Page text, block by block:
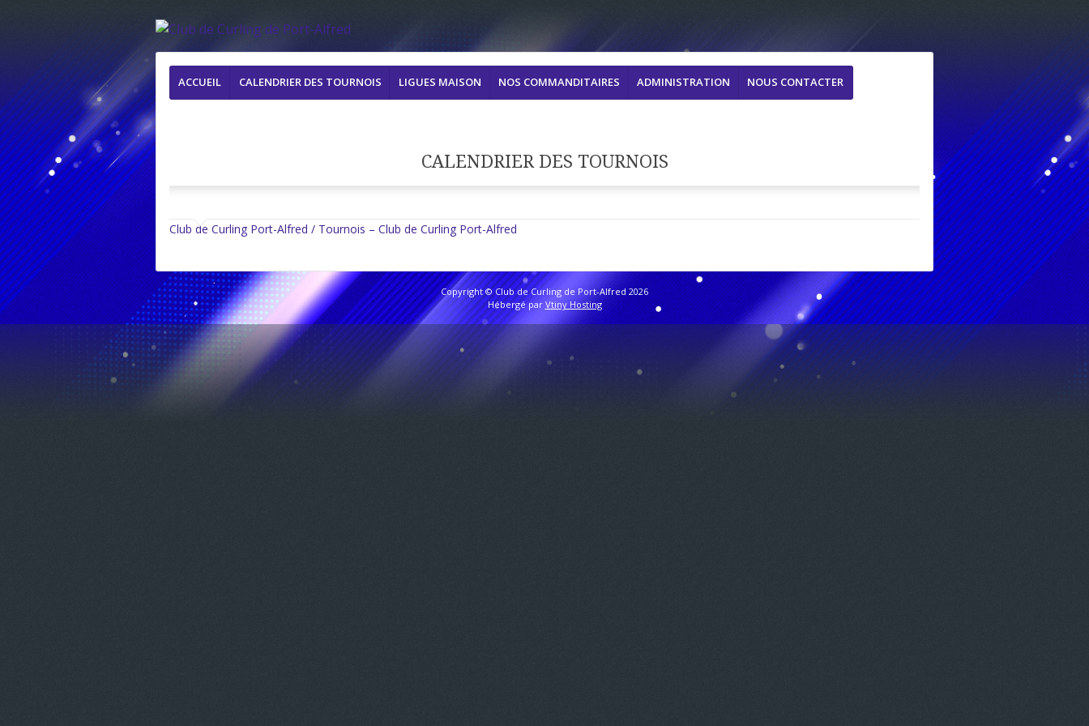
Menu
Aller
au
ACCUEIL CALENDRIER DES TOURNOIS LIGUES MAISON NOS COMMANDITAIRES ADMINISTRATION NOUS CONTACTER
CALENDRIER DES TOURNOIS
Club de Curling Port-Alfred / Tournois – Club de Curling Port-Alfred
Copyright © Club de Curling de Port-Alfred 2026
Hébergé par Vtiny Hosting